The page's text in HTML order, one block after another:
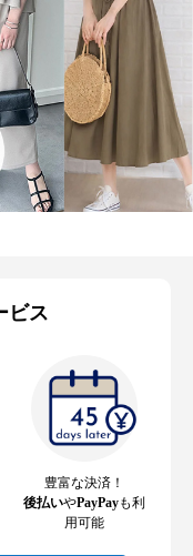
ビス
豊富な決済！
後払いやPayPayも利
用可能